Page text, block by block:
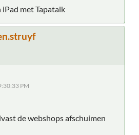
met Tapatalk
PM
de webshops afschuimen